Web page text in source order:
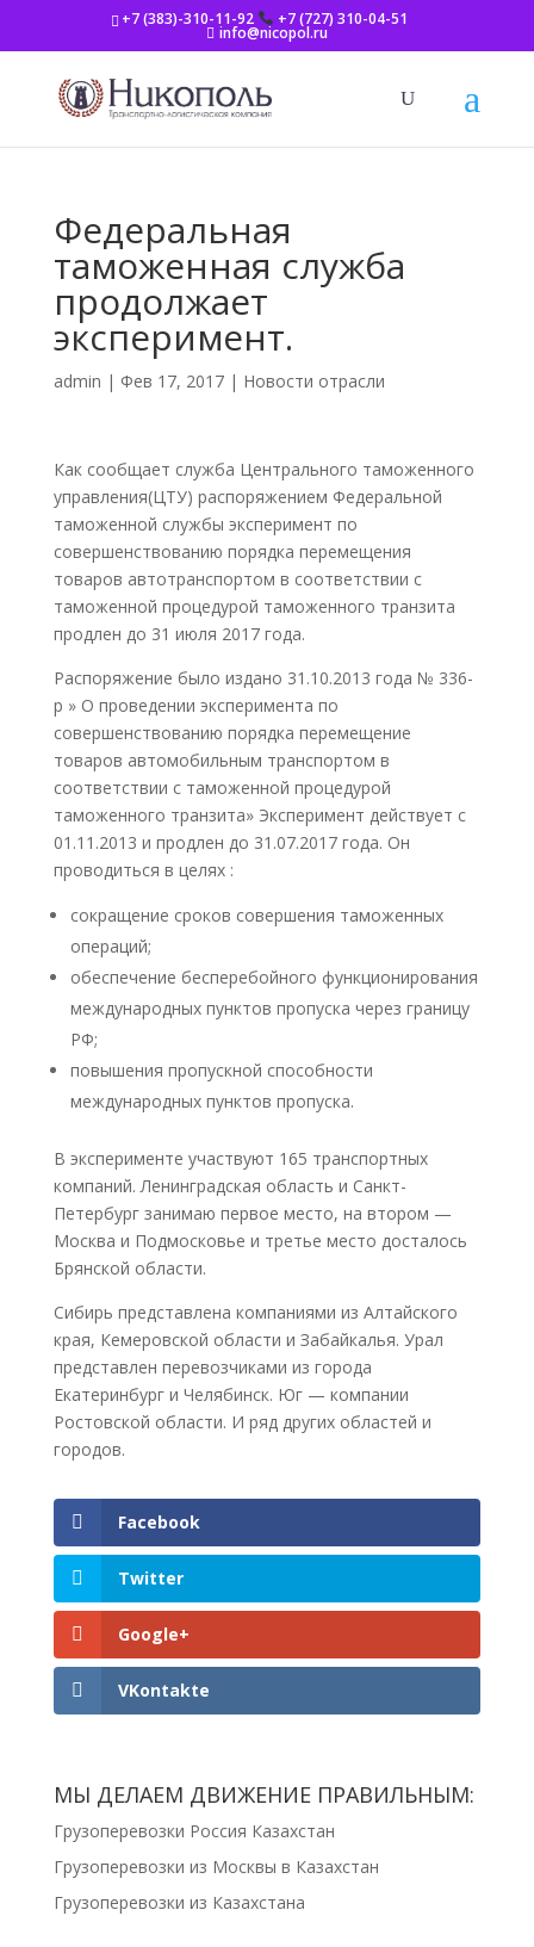
+7 (383)-310-11-92 +7 (727) 310-04-51
info@nicopol.ru
Федеральная
таможенная служба
продолжает
эксперимент.
admin | Фев 17, 2017| Новости отрасли
Как сообщает служба Центрального таможенного
управления(ЦТУ) распоряжением Федеральной
таможенной службы эксперимент по
совершенствованию порядка перемещения
товаров автотранспортом в соответствии с
таможенной процедурой таможенного транзита
продлен до 31 июля 2017 года.
Распоряжение было издано 31.10.2013 года № 336-
р » О проведении эксперимента по
совершенствованию порядка перемещение
товаров автомобильным транспортом в
соответствии с таможенной процедурой
таможенного транзита» Эксперимент действует с
01.11.2013 и продлен до 31.07.2017 года. Он
проводиться в целях :
сокращение сроков совершения таможенных
операций;
обеспечение бесперебойного функционирования
международных пунктов пропуска через границу
РФ;
повышения пропускной способности
международных пунктов пропуска.
В эксперименте участвуют 165 транспортных
компаний. Ленинградская область и Санкт-
Петербург занимаю первое место, на втором —
Москва и Подмосковье и третье место досталось
Брянской области.
Сибирь представлена компаниями из Алтайского
края, Кемеровской области и Забайкалья. Урал
представлен перевозчиками из города
Екатеринбург и Челябинск. Юг — компании
Ростовской области. И ряд других областей и
городов.
Facebook
Twitter
Google+
VKontakte
МЫ ДЕЛАЕМ ДВИЖЕНИЕ ПРАВИЛЬНЫМ:
Грузоперевозки Россия Казахстан
Грузоперевозки из Москвы в Казахстан
Грузоперевозки из Казахстана